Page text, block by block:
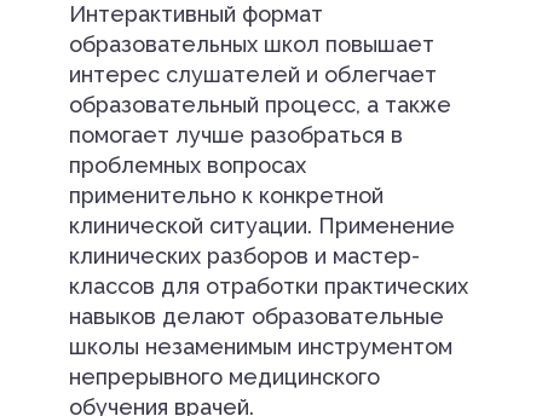
Интерактивный формат
образовательных школ повышает
интерес слушателей и облегчает
образовательный процесс, а также
помогает лучше разобраться в
проблемных вопросах
применительно к конкретной
клинической ситуации. Применение
клинических разборов и мастер-
классов для отработки практических
навыков делают образовательные
школы незаменимым инструментом
непрерывного медицинского
обучения врачей.